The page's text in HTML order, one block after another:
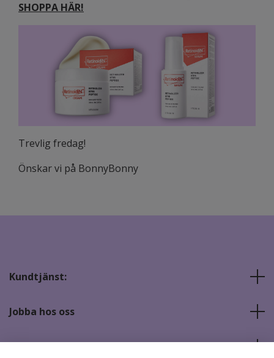
SHOPPA HÄR!
Trevlig fredag!
Önskar vi på BonnyBonny
Kundtjänst:
Jobba hos oss
Sociala medier